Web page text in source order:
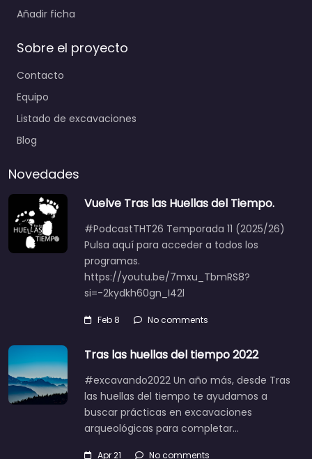
Añadir ficha
Sobre el proyecto
Contacto
Equipo
Listado de excavaciones
Blog
Novedades
Vuelve Tras las Huellas del Tiempo.
#PodcastTHT26 Temporada 11 (2025/26)
Pulsa aquí para acceder a todos los
programas.
https://youtu.be/7mxu_TbmRS8?
si=-2kydkh60gn_I42l
Feb 8 No comments
Tras las huellas del tiempo 2022
#excavando2022 Un año más, desde Tras
las huellas del tiempo te ayudamos a
buscar prácticas en excavaciones
arqueológicas para completar…
Apr 21 No comments